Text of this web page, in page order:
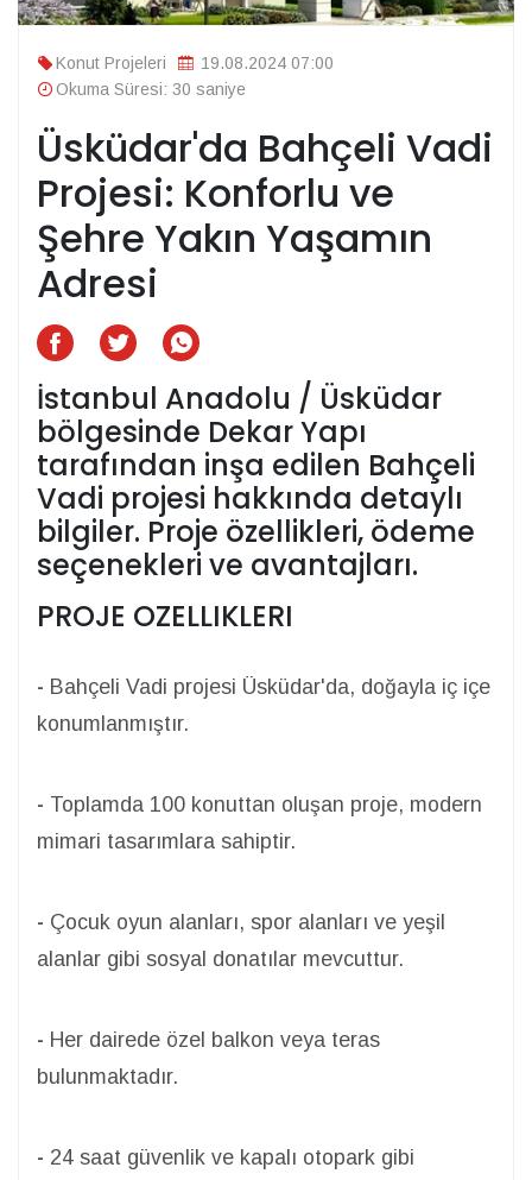
Konut Projeleri
19.08.2024 07:00
Okuma Süresi: 30 saniye
Üsküdar'da Bahçeli Vadi
Projesi: Konforlu ve
Şehre Yakın Yaşamın
Adresi
İstanbul Anadolu / Üsküdar
bölgesinde Dekar Yapı
tarafından inşa edilen Bahçeli
Vadi projesi hakkında detaylı
bilgiler. Proje özellikleri, ödeme
seçenekleri ve avantajları.
PROJE OZELLIKLERI
- Bahçeli Vadi projesi Üsküdar'da, doğayla iç içe
konumlanmıştır.
- Toplamda 100 konuttan oluşan proje, modern
mimari tasarımlara sahiptir.
- Çocuk oyun alanları, spor alanları ve yeşil
alanlar gibi sosyal donatılar mevcuttur.
- Her dairede özel balkon veya teras
bulunmaktadır.
- 24 saat güvenlik ve kapalı otopark gibi